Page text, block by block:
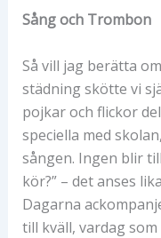
Sång och Trombon
Så vill jag berätta
städning skötte vi
pojkar och flickor
speciella med
sången. Ingen blir
kör?” – det anses
Dagarna
till kväll, vardag